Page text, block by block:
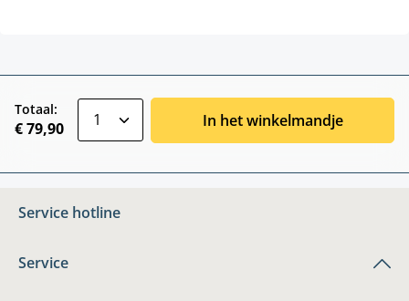
Totaal:
€ 79,90 In het winkelmandje
Service hotline
Service